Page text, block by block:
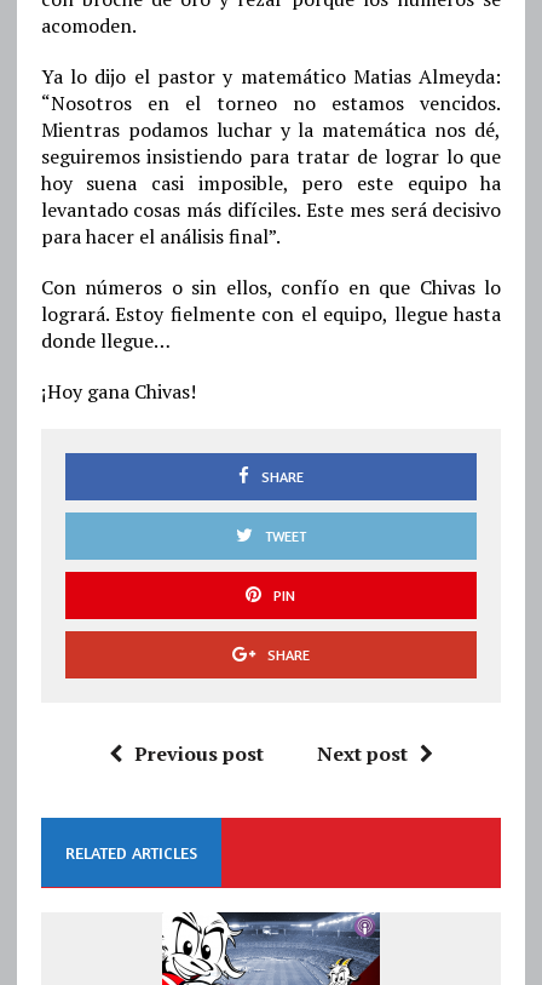
acomoden.
Ya lo dijo el pastor y matemático Matias Almeyda:
“Nosotros en el torneo no estamos vencidos.
Mientras podamos luchar y la matemática nos dé,
seguiremos insistiendo para tratar de lograr lo que
hoy suena casi imposible, pero este equipo ha
levantado cosas más difíciles. Este mes será decisivo
para hacer el análisis final”.
Con números o sin ellos, confío en que Chivas lo
logrará. Estoy fielmente con el equipo, llegue hasta
donde llegue…
¡Hoy gana Chivas!
SHARE
TWEET
PIN
SHARE
Previous post Next post
RELATED ARTICLES